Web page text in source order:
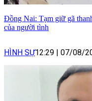
Đồng Nai: Tạm giữ gã
của người tình
HÌNH SỰ12:29 07/08/